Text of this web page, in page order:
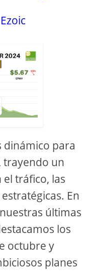
Ezoic
para
trayendo un
tráfico, las
En
últimas
los
octubre y
planes